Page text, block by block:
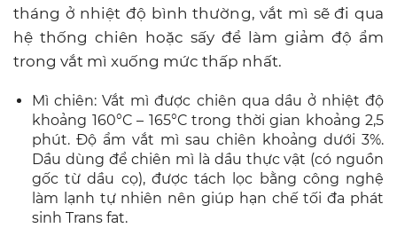
tháng ở nhiệt độ bình thường, vắt mì sẽ đi qua
hệ thống chiên hoặc sấy để làm giảm độ ẩm
trong vắt mì xuống mức thấp nhất.
Mì chiên: Vắt mì được chiên qua dầu ở nhiệt độ
khoảng 160°C – 165°C trong thời gian khoảng 2,5
phút. Độ ẩm vắt mì sau chiên khoảng dưới 3%.
Dầu dùng để chiên mì là dầu thực vật (có nguồn
gốc từ dầu cọ), được tách lọc bằng công nghệ
làm lạnh tự nhiên nên giúp hạn chế tối đa phát
sinh Trans fat.